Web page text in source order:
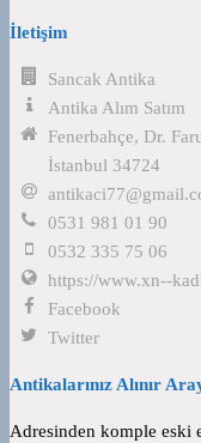
İletişim
Sancak Antika
Antika Alım Satım
Fenerbahçe, Dr.
İstanbul 34724
0531 981 01 90
0532 335 75 06
https://www.xn--
Facebook
Twitter
Antikalarınız Alınır
Adresinden komple eski